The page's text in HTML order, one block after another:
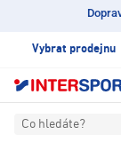
Vybrat prodejnu
Co hledáte?